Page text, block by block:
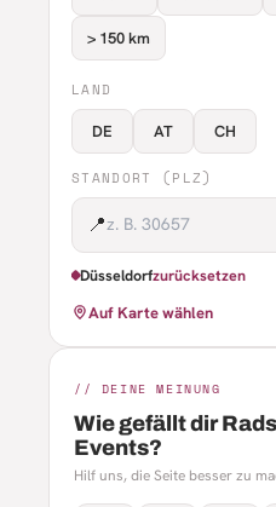
> 150 km
LAND
DE AT CH
STANDORT (PLZ)
📍
Düsseldorfzurücksetzen
Auf Karte wählen
// DEINE MEINUNG
Wie gefällt dir
Events?
Hilf uns, die Seite besser zu